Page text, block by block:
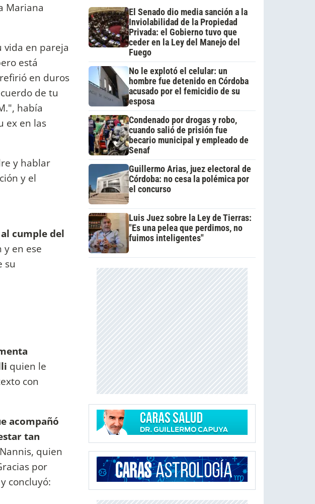
Mariana
en pareja
está
en duros
de tu
había
ex en las
y hablar
y el
cumple del
en ese
su
quien le
con
acompañó
tan
quien
por
concluyó:
El Senado dio media sanción a la
Inviolabilidad de la Propiedad
Privada: el Gobierno tuvo que
ceder en la Ley del Manejo del
Fuego
No le explotó el celular: un
hombre fue detenido en Córdoba
acusado por el femicidio de su
esposa
Condenado por drogas y robo,
cuando salió de prisión fue
becario municipal y empleado de
Senaf
Guillermo Arias, juez electoral de
Córdoba: no cesa la polémica por
el concurso
Luis Juez sobre la Ley de Tierras:
"Es una pelea que perdimos, no
fuimos inteligentes"